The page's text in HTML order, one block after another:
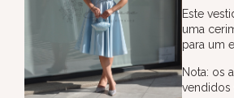
Este
uma
para um
Nota: os
vendidos